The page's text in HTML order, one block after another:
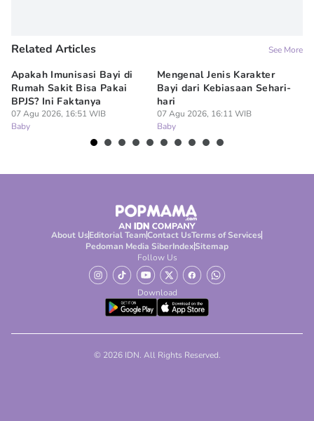
Related Articles See More
Apakah Imunisasi Bayi di
Rumah Sakit Bisa Pakai
BPJS? Ini Faktanya
07 Agu 2026, 16:51 WIB
Baby
Mengenal Jenis Karakter
Bayi dari Kebiasaan Sehari-
hari
07 Agu 2026, 16:11 WIB
Baby
About UsEditorial TeamContact UsTerms of Services
Pedoman Media SiberIndexSitemap
Follow Us
Download
© 2026 IDN. All Rights Reserved.